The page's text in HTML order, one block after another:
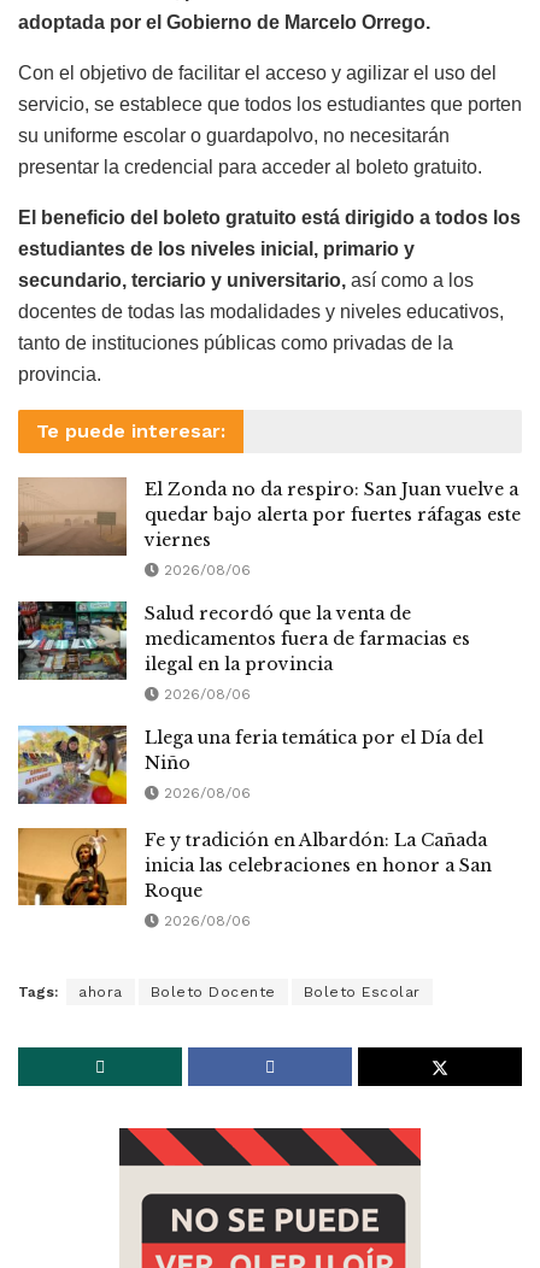
adoptada por el Gobierno de Marcelo Orrego.
Con el objetivo de facilitar el acceso y agilizar el uso del
servicio, se establece que todos los estudiantes que porten
su uniforme escolar o guardapolvo, no necesitarán
presentar la credencial para acceder al boleto gratuito.
El beneficio del boleto gratuito está dirigido a todos los
estudiantes de los niveles inicial, primario y
secundario, terciario y universitario, así como a los
docentes de todas las modalidades y niveles educativos,
tanto de instituciones públicas como privadas de la
provincia.
Te puede interesar:
El Zonda no da respiro: San Juan vuelve a
quedar bajo alerta por fuertes ráfagas este
viernes
2026/08/06
Salud recordó que la venta de
medicamentos fuera de farmacias es
ilegal en la provincia
2026/08/06
Llega una feria temática por el Día del
Niño
2026/08/06
Fe y tradición en Albardón: La Cañada
inicia las celebraciones en honor a San
Roque
2026/08/06
Tags: ahora Boleto Docente Boleto Escolar